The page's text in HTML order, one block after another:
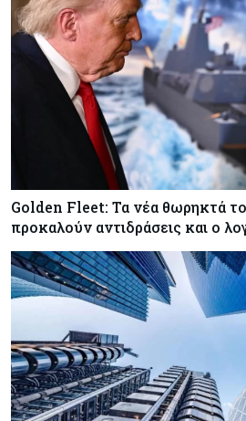
Golden Fleet: Τα νέα θωρηκτά
προκαλούν αντιδράσεις και ο